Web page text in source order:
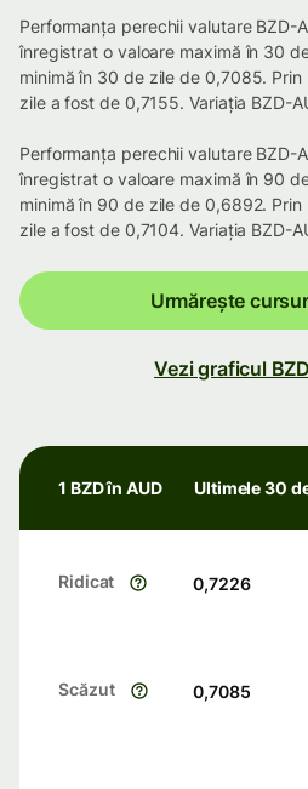
Performanța perechii valutare BZD-
înregistrat o valoare maximă în 30
minimă în 30 de zile de 0,7085.
zile a fost de 0,7155. Variația BZD-
Performanța perechii valutare BZD-
înregistrat o valoare maximă în 90
minimă în 90 de zile de 0,6892.
zile a fost de 0,7104. Variația BZD-
Urmărește
Vezi graficul
1 BZD în AUD Ultimele 30
Ridicat 0,7226
Scăzut 0,7085